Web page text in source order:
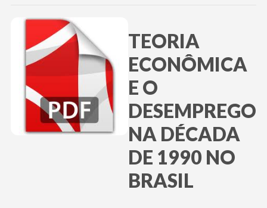
TEORIA
ECONÔMICA
E O
DESEMPREGO
NA DÉCADA
DE 1990 NO
BRASIL